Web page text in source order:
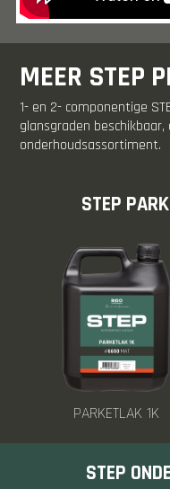
MEER STEP
1- en 2- componentige
glansgraden
onderhoudsassortiment.
STEP
PARKETLAK 1K
STEP